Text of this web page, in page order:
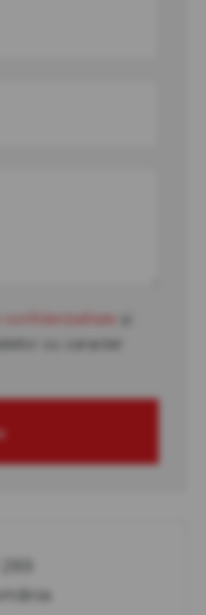
confidențialitate
cu caracter